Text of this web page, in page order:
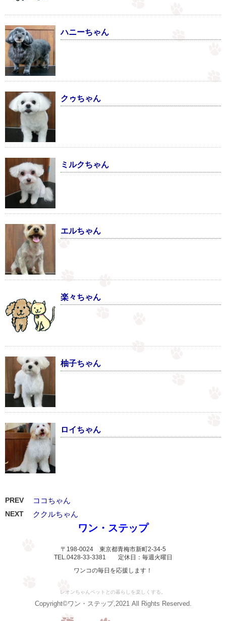
ハニーちゃん
クゥちゃん
ミルクちゃん
エルちゃん
楽々ちゃん
柚子ちゃん
ロイちゃん
PREV ココちゃん
NEXT ククルちゃん
ワン・ステップ
〒198-0024 東京都青梅市新町2-34-5
TEL.0428-33-3381 定休日：毎週火曜日
ワンコの毎日を応援します！
レオンちゃんペットとの暮らしを楽しくする。
Copyright©ワン・ステップ,2021 All Rights Reserved.